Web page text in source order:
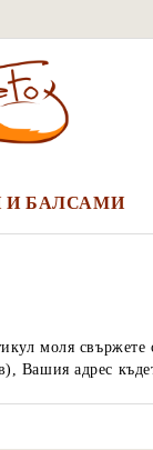
БАЛСАМИ
моля
адрес